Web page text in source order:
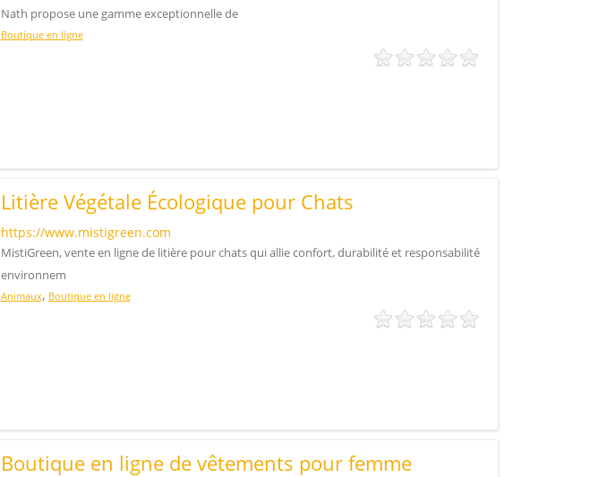
Nath propose une gamme exceptionnelle de
Boutique en ligne
Litière Végétale Écologique pour Chats
https://www.mistigreen.com
MistiGreen, vente en ligne de litière pour chats qui allie confort, durabilité et responsabilité
environnem
Animaux, Boutique en ligne
Boutique en ligne de vêtements pour femme